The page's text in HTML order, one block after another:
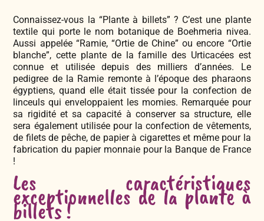
Tisanes & Infusions BIO
Faire-part à semer
Connaissez-vous la “Plante à billets” ? C’est une plante
textile qui porte le nom botanique de Boehmeria nivea.
Aussi appelée “Ramie, “Ortie de Chine” ou encore “Ortie
blanche”, cette plante de la famille des Urticacées est
connue et utilisée depuis des milliers d’années. Le
pedigree de la Ramie remonte à l’époque des pharaons
égyptiens, quand elle était tissée pour la confection de
linceuls qui enveloppaient les momies. Remarquée pour
sa rigidité et sa capacité à conserver sa structure, elle
sera également utilisée pour la confection de vêtements,
de filets de pêche, de papier à cigarettes et même pour la
fabrication du papier monnaie pour la Banque de France
!
Les caractéristiques
exceptionnelles de la plante à
billets !